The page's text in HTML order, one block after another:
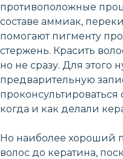
противоположные
составе аммиак,
помогают пигменту
стержень. Красить
но не сразу. Для этого
предварительную
проконсультироваться
когда и как делали
Но наиболее хороший
волос до кератина,